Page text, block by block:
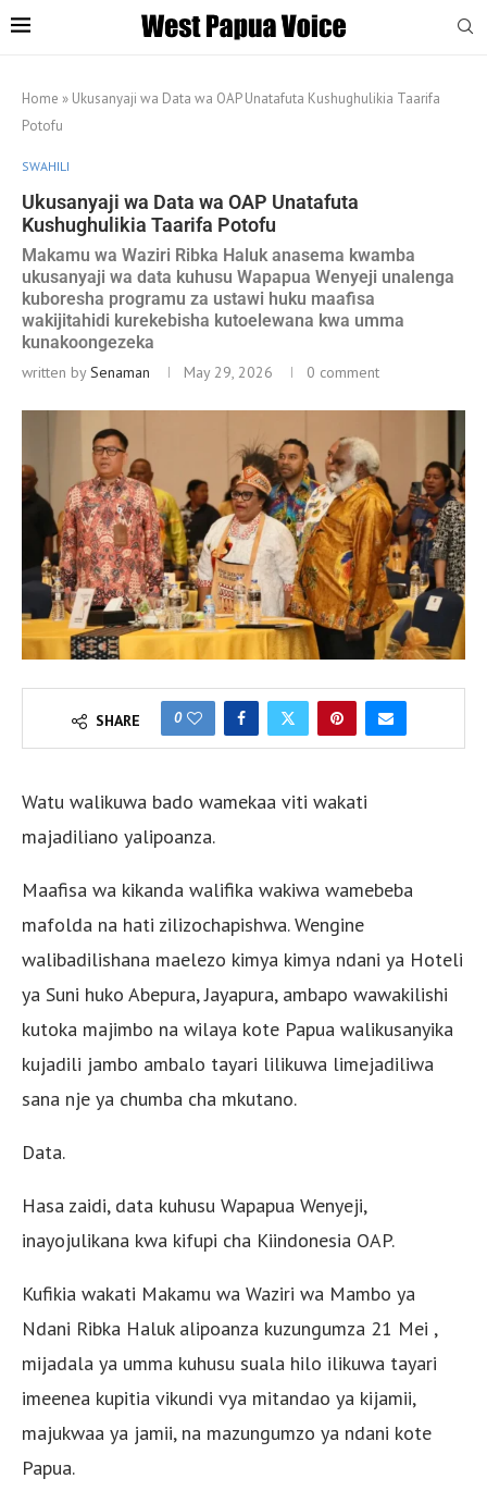
Home » Ukusanyaji wa Data wa OAP Unatafuta Kushughulikia Taarifa
Potofu
SWAHILI
Ukusanyaji wa Data wa OAP Unatafuta
Kushughulikia Taarifa Potofu
Makamu wa Waziri Ribka Haluk anasema kwamba
ukusanyaji wa data kuhusu Wapapua Wenyeji unalenga
kuboresha programu za ustawi huku maafisa
wakijitahidi kurekebisha kutoelewana kwa umma
kunakoongezeka
written bySenaman May 29, 2026 0 comment
SHARE 0
Watu walikuwa bado wamekaa viti wakati
majadiliano yalipoanza.
Maafisa wa kikanda walifika wakiwa wamebeba
mafolda na hati zilizochapishwa. Wengine
walibadilishana maelezo kimya kimya ndani ya Hoteli
ya Suni huko Abepura, Jayapura, ambapo wawakilishi
kutoka majimbo na wilaya kote Papua walikusanyika
kujadili jambo ambalo tayari lilikuwa limejadiliwa
sana nje ya chumba cha mkutano.
Data.
Hasa zaidi, data kuhusu Wapapua Wenyeji,
inayojulikana kwa kifupi cha Kiindonesia OAP.
Kufikia wakati Makamu wa Waziri wa Mambo ya
Ndani Ribka Haluk alipoanza kuzungumza 21 Mei ,
mijadala ya umma kuhusu suala hilo ilikuwa tayari
imeenea kupitia vikundi vya mitandao ya kijamii,
majukwaa ya jamii, na mazungumzo ya ndani kote
Papua.